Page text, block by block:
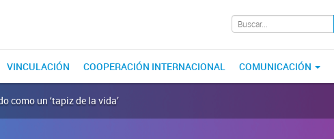
VINCULACIÓN COOPERACIÓN INTERNACIONAL COMUNICACIÓN
como un ‘tapiz de la vida’